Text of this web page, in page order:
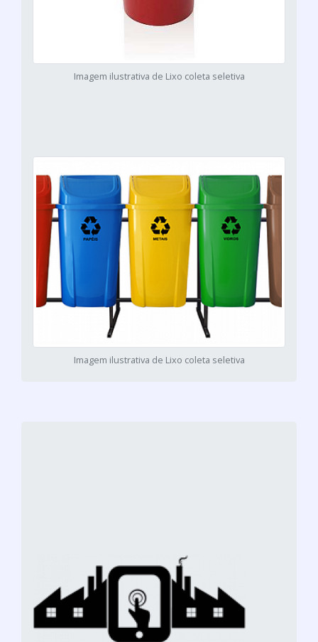
Imagem ilustrativa de Lixo coleta seletiva
Imagem ilustrativa de Lixo coleta seletiva